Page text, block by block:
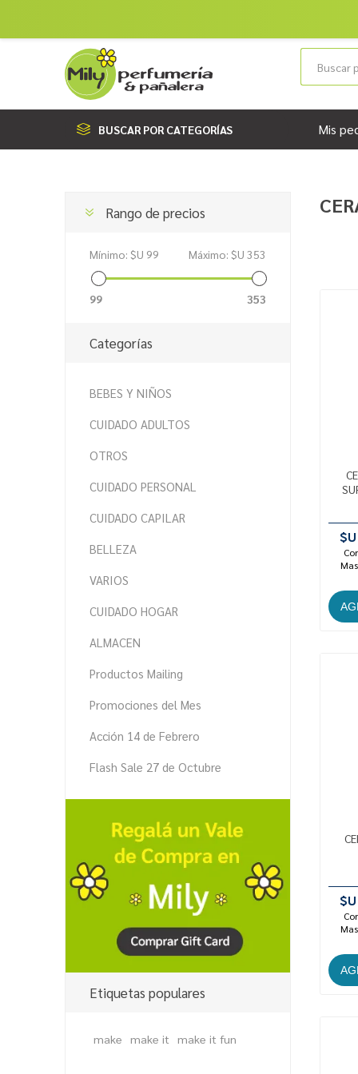
BUSCAR POR CATEGORÍAS Mis
Rango de precios
Mínimo: $U 99 Máximo: $U 353
99 353
Categorías
BEBES Y NIÑOS
CUIDADO ADULTOS
OTROS
CUIDADO PERSONAL
CUIDADO CAPILAR
BELLEZA
VARIOS
CUIDADO HOGAR
ALMACEN
Productos Mailing
Promociones del Mes
Acción 14 de Febrero
Flash Sale 27 de Octubre
Etiquetas populares
make make it make it fun